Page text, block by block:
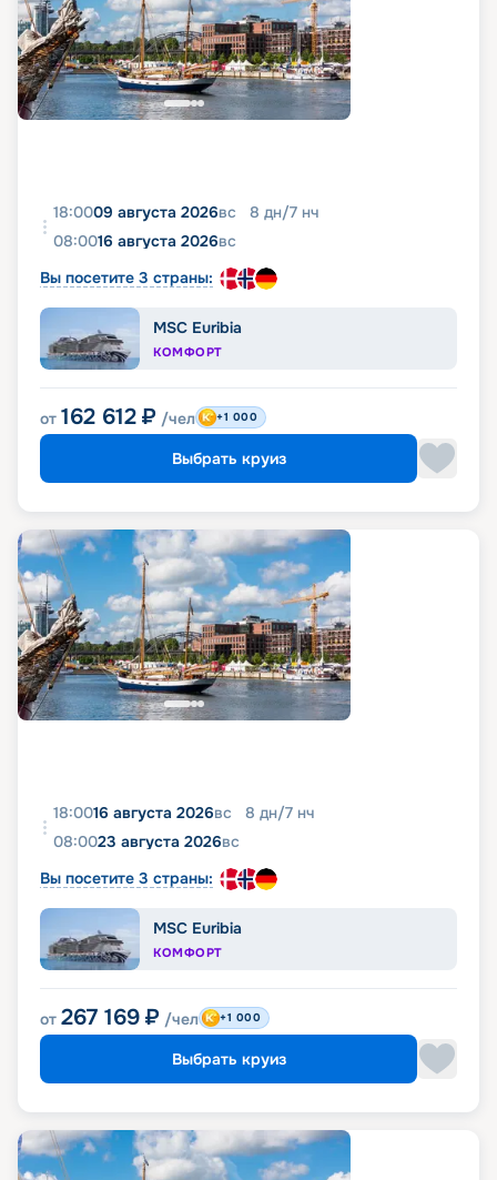
18:0009 августа 2026вс 8 дн/7 нч
08:0016 августа 2026вс
Вы посетите 3 страны:
MSC Euribia
КОМФОРТ
от 162 612 ₽ /чел +1 000
Выбрать круиз
18:0016 августа 2026вс 8 дн/7 нч
08:0023 августа 2026вс
Вы посетите 3 страны:
MSC Euribia
КОМФОРТ
от 267 169 ₽ /чел +1 000
Выбрать круиз